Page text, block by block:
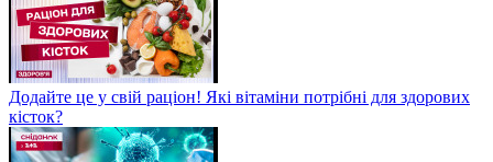
Додайте це у свій раціон! Які вітаміни потрібні для здорових
кісток?